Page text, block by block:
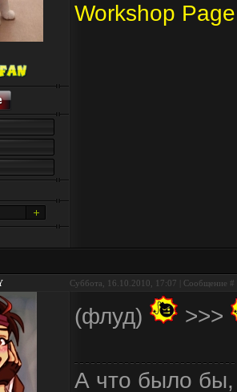
Workshop Page
Суббота, 16.10.2010, 17:07 | Сообщение #
(флуд) >>>
А что было бы,